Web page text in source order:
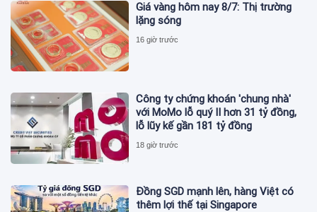
Giá vàng hôm nay 8/7: Thị trường
lặng sóng
16 giờ trước
Công ty chứng khoán 'chung nhà'
với MoMo lỗ quý II hơn 31 tỷ đồng,
lỗ lũy kế gần 181 tỷ đồng
18 giờ trước
Đồng SGD mạnh lên, hàng Việt có
thêm lợi thế tại Singapore